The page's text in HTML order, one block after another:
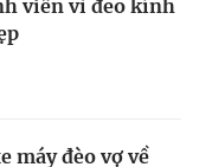
viễn vì đeo kính
máy đèo vợ về